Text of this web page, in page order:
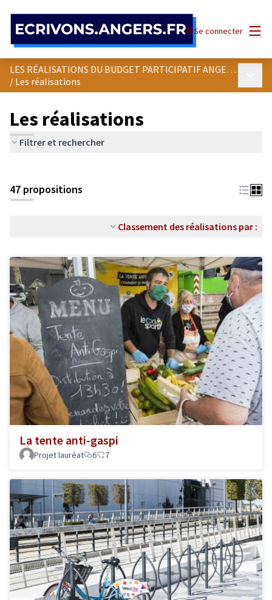
Se connecter
LES RÉALISATIONS DU BUDGET PARTICIPATIF ANGEVIN
/ Les réalisations
Les réalisations
Filtrer et rechercher
47 propositions
Classement des réalisations par :
La tente anti-gaspi
Projet lauréat 6 7